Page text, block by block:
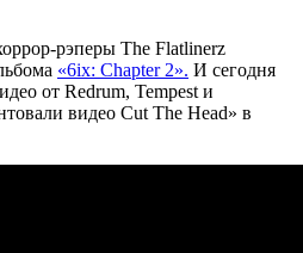
рэперы The Flatlinerz
«6ix: Chapter 2». И сегодня
от Redrum, Tempest и
видео Cut The Head» в